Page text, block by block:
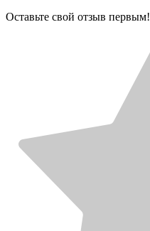
Оставьте свой отзыв первым!